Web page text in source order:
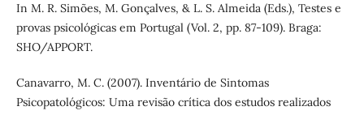
In M. R. Simões, M. Gonçalves, & L. S. Almeida (Eds.), Testes e
provas psicológicas em Portugal (Vol. 2, pp. 87-109). Braga:
SHO/APPORT.
Canavarro, M. C. (2007). Inventário de Sintomas
Psicopatológicos: Uma revisão crítica dos estudos realizados